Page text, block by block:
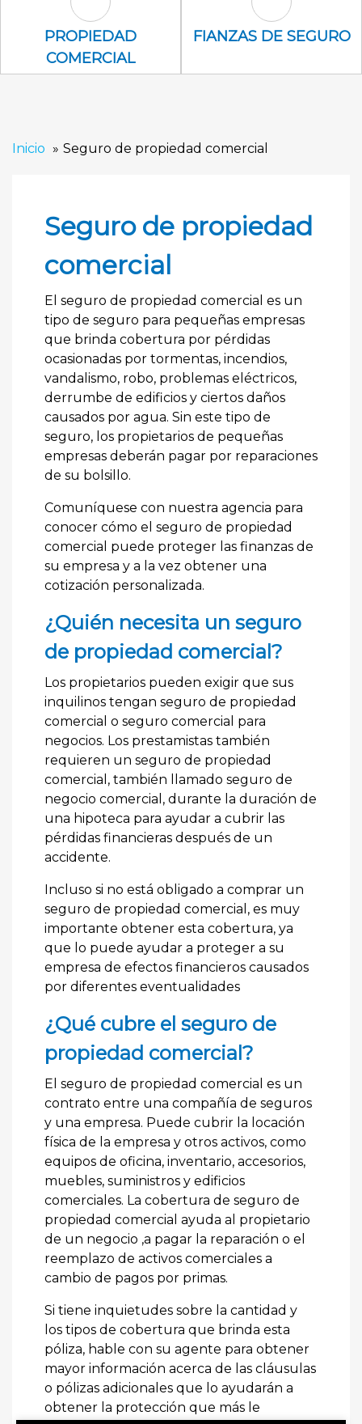
Propiedad Comercial Icon
PROPIEDAD
COMERCIAL
Fianzas de
FIANZAS DE SEGURO
Inicio Seguro de propiedad comercial
Seguro de propiedad
comercial
El seguro de propiedad comercial es un
tipo de seguro para pequeñas empresas
que brinda cobertura por pérdidas
ocasionadas por tormentas, incendios,
vandalismo, robo, problemas eléctricos,
derrumbe de edificios y ciertos daños
causados por agua. Sin este tipo de
seguro, los propietarios de pequeñas
empresas deberán pagar por reparaciones
de su bolsillo.
Comuníquese con nuestra agencia para
conocer cómo el seguro de propiedad
comercial puede proteger las finanzas de
su empresa y a la vez obtener una
cotización personalizada.
¿Quién necesita un seguro
de propiedad comercial?
Los propietarios pueden exigir que sus
inquilinos tengan seguro de propiedad
comercial o seguro comercial para
negocios. Los prestamistas también
requieren un seguro de propiedad
comercial, también llamado seguro de
negocio comercial, durante la duración de
una hipoteca para ayudar a cubrir las
pérdidas financieras después de un
accidente.
Incluso si no está obligado a comprar un
seguro de propiedad comercial, es muy
importante obtener esta cobertura, ya
que lo puede ayudar a proteger a su
empresa de efectos financieros causados
por diferentes eventualidades
¿Qué cubre el seguro de
propiedad comercial?
El seguro de propiedad comercial es un
contrato entre una compañía de seguros
y una empresa. Puede cubrir la locación
física de la empresa y otros activos, como
equipos de oficina, inventario, accesorios,
muebles, suministros y edificios
comerciales. La cobertura de seguro de
propiedad comercial ayuda al propietario
de un negocio ,a pagar la reparación o el
reemplazo de activos comerciales a
cambio de pagos por primas.
Si tiene inquietudes sobre la cantidad y
los tipos de cobertura que brinda esta
póliza, hable con su agente para obtener
mayor información acerca de las cláusulas
o pólizas adicionales que lo ayudarán a
obtener la protección que más le